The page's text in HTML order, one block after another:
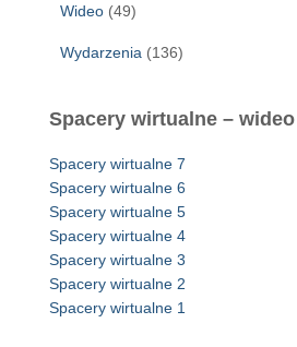
Wideo (49)
Wydarzenia (136)
Spacery wirtualne – wideo
Spacery wirtualne 7
Spacery wirtualne 6
Spacery wirtualne 5
Spacery wirtualne 4
Spacery wirtualne 3
Spacery wirtualne 2
Spacery wirtualne 1